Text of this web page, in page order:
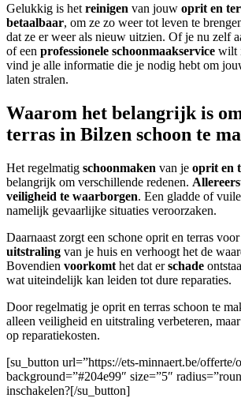
Gelukkig is het reinigen van jouw oprit en
betaalbaar, om ze zo weer tot leven te
dat ze er weer als nieuw uitzien. Of je nu zelf
of een professionele schoonmaakservice wilt
vind je alle informatie die je nodig hebt om
laten stralen.
Waarom het belangrijk is
terras in Bilzen schoon te
Het regelmatig schoonmaken van je oprit en
belangrijk om verschillende redenen.
veiligheid te waarborgen. Een gladde of
namelijk gevaarlijke situaties veroorzaken.
Daarnaast zorgt een schone oprit en terras voor
uitstraling van je huis en verhoogt het de
Bovendien voorkomt het dat erschade
wat uiteindelijk kan leiden tot dure reparaties.
Door regelmatig je oprit en terras schoon te
alleen veiligheid en uitstraling verbeteren,
op reparatiekosten.
[su_button url=”https://ets-minnaert.be/offerte/
background=”#204e99″ size=”5″
inschakelen?[/su_button]